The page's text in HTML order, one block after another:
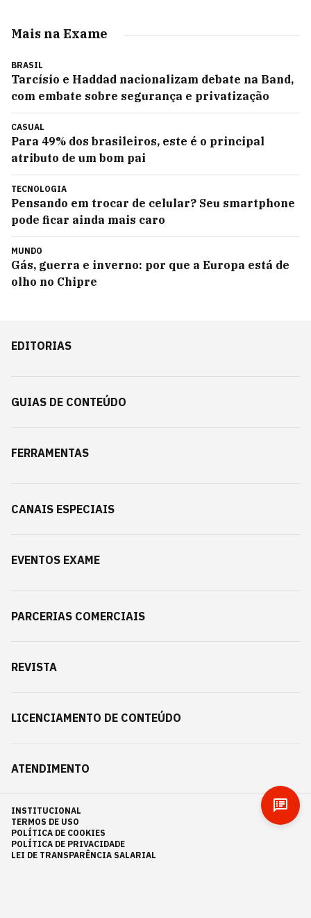
Mais na Exame
BRASIL
Tarcísio e Haddad nacionalizam debate na Band,
com embate sobre segurança e privatização
CASUAL
Para 49% dos brasileiros, este é o principal
atributo de um bom pai
TECNOLOGIA
Pensando em trocar de celular? Seu smartphone
pode ficar ainda mais caro
MUNDO
Gás, guerra e inverno: por que a Europa está de
olho no Chipre
EDITORIAS
GUIAS DE CONTEÚDO
FERRAMENTAS
CANAIS ESPECIAIS
EVENTOS EXAME
PARCERIAS COMERCIAIS
REVISTA
LICENCIAMENTO DE CONTEÚDO
ATENDIMENTO
INSTITUCIONAL
TERMOS DE USO
POLÍTICA DE COOKIES
POLÍTICA DE PRIVACIDADE
LEI DE TRANSPARÊNCIA SALARIAL